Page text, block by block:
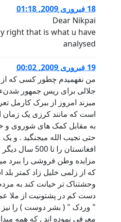
18 فبروری 2009, 01:18
Dear Nikpai
right that is what u have
analysed
19 فبروری 2009, 00:02
من نفهمیدم چطور کسی که
جلالی برای ریس جمهور
میزند امروز از ببرک کارمل
است که مانند کرزی یک زمان
به مقابل کمک های شوروی و
حتی نجیب الله میجنگید . و
افغانستان را
مزایده وطن فروشی را ببرد
که از زلمی خلیل زاد کمتر بلد
وحشتناک تر خیانت کند به
دست کم در پشتونیت از ملا
" وردک " ( بشر دوست ) را
معرفی نموده اند , که همه